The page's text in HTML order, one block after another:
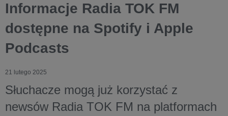
Informacje Radia TOK FM
dostępne na Spotify i Apple
Podcasts
21 lutego 2025
Słuchacze mogą już korzystać z
newsów Radia TOK FM na platformach